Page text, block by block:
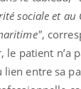
sociale et au
,
le patient n’a
lien entre sa
médicaments
ils aussi
:
dans la prise